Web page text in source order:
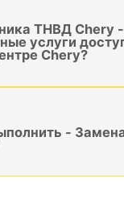
ТНВД Chery
услуги
Chery?
-